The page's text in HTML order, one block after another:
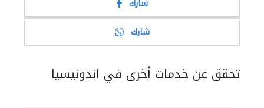
شارك
شارك
تحقق عن خدمات أخرى في اندونيسيا